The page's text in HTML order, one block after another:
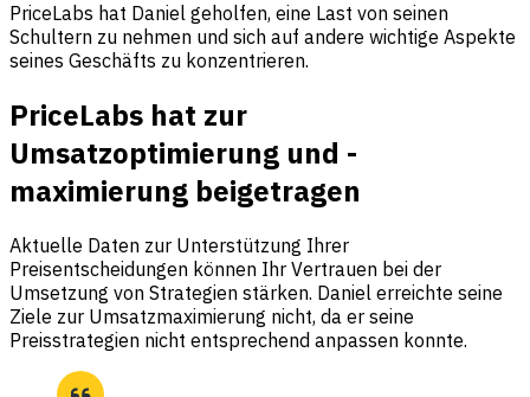
PriceLabs hat Daniel geholfen, eine Last von seinen
Schultern zu nehmen und sich auf andere wichtige Aspekte
seines Geschäfts zu konzentrieren.
PriceLabs hat zur
Umsatzoptimierung und -
maximierung beigetragen
Aktuelle Daten zur Unterstützung Ihrer
Preisentscheidungen können Ihr Vertrauen bei der
Umsetzung von Strategien stärken. Daniel erreichte seine
Ziele zur Umsatzmaximierung nicht, da er seine
Preisstrategien nicht entsprechend anpassen konnte.